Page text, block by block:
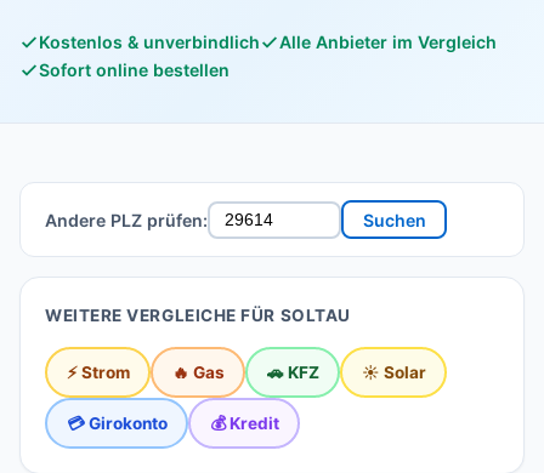
Kostenlos & unverbindlich
Alle Anbieter im Vergleich
Sofort online bestellen
Andere PLZ prüfen: Suchen
WEITERE VERGLEICHE FÜR SOLTAU
⚡ Strom 🔥 Gas 🚗 KFZ ☀️ Solar
💳 Girokonto 💰 Kredit